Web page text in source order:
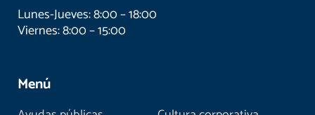
Lunes-Jueves: 8:00 – 18:00
Viernes: 8:00 – 15:00
Menú